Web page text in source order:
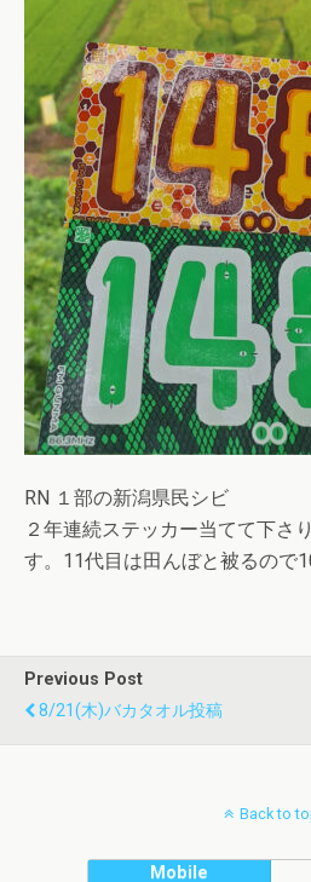
RN １部の新潟県民シビ
２年連続ステッカー当てて下さ
す。11代目は田んぼと被るので
Previous Post
8/21(木)バカタオル投稿
Back to
Mobile